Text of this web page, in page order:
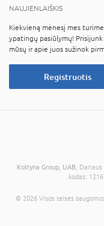
NAUJIENLAIŠKIS
Kiekvieną mėnesį mes turime
ypatingų pasiūlymų! Prisijunk
mūsų ir apie juos sužinok
Registruotis
Kotryna Group, UAB ,
kodas:
© 2026 Visos teisės